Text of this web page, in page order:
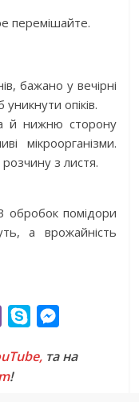
перемішайте.
бажано у вечірні
опіків.
й нижню сторону
мікроорганізми.
з листя.
обробок помідори
а врожайність
b
e
y
s
та на
!